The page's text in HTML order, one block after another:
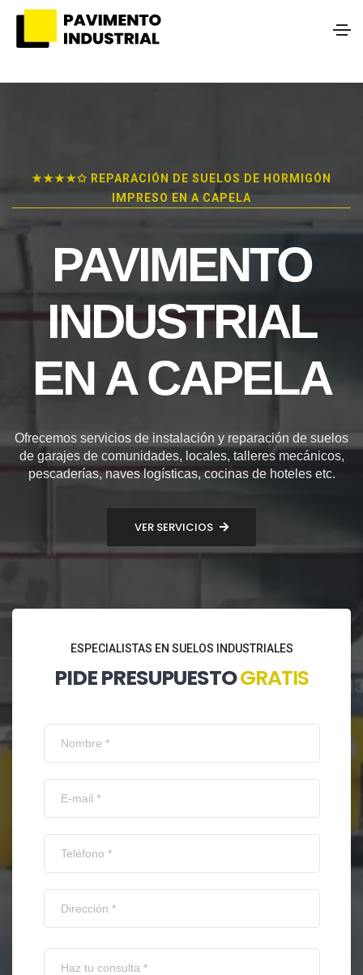
★★★★✩ REPARACIÓN DE SUELOS DE HORMIGÓN
IMPRESO EN A CAPELA
PAVIMENTO
INDUSTRIAL
EN A CAPELA
Ofrecemos servicios de instalación y reparación de suelos
de garajes de comunidades, locales, talleres mecánicos,
pescaderías, naves logísticas, cocinas de hoteles etc.
VER SERVICIOS
ESPECIALISTAS EN SUELOS INDUSTRIALES
PIDE PRESUPUESTOGRATIS